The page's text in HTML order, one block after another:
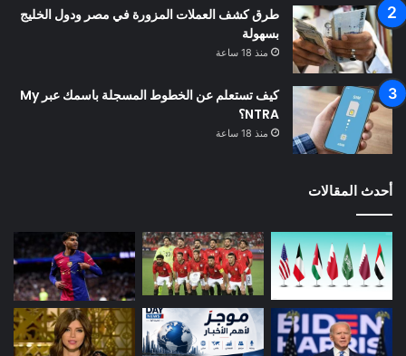
طرق كشف العملات المزورة في مصر ودول الخليج
بسهولة
منذ 18 ساعة
كيف تستعلم عن الخطوط المسجلة باسمك عبر My
NTRA؟
منذ 18 ساعة
أحدث المقالات